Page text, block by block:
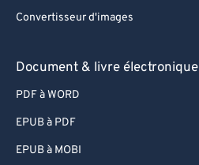
Convertisseur d'images
Document & livre électronique
PDF à WORD
EPUB à PDF
EPUB à MOBI